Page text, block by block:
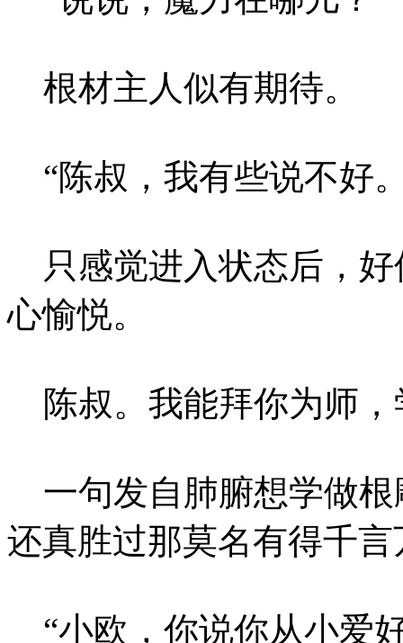
根材主人似有期待。
“陈叔，我有些说不好
只感觉进入状态后，好
心愉悦。
陈叔。我能拜你为师，
一句发自肺腑想学做根
还真胜过那莫名有得千言
“小欧，你说你从小爱